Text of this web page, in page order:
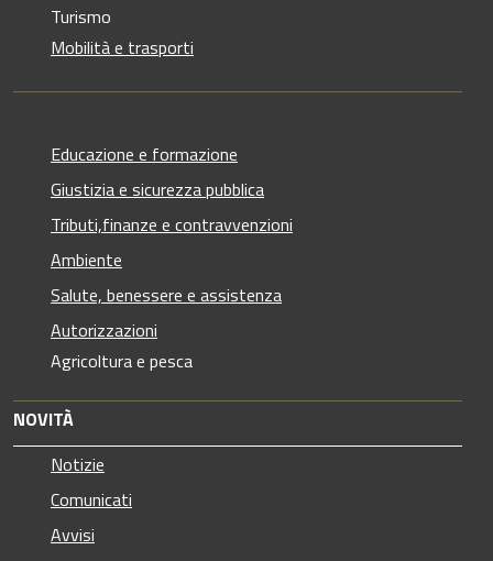
Turismo
Mobilità e trasporti
Educazione e formazione
Giustizia e sicurezza pubblica
Tributi,finanze e contravvenzioni
Ambiente
Salute, benessere e assistenza
Autorizzazioni
Agricoltura e pesca
NOVITÀ
Notizie
Comunicati
Avvisi